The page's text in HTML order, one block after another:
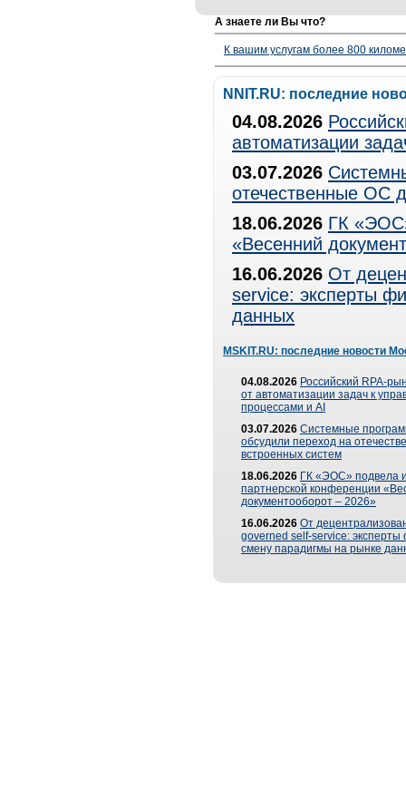
А знаете ли Вы что?
К вашим услугам более 800
NNIT.RU: последние
04.08.2026
автоматизации
03.07.2026
отечественные ОС
18.06.2026 ГК
«Весенний
16.06.2026 От
service: эксперты
данных
MSKIT.RU: последние новости
04.08.2026 Российский RPA-
от автоматизации задач к
процессами и AI
03.07.2026 Системные
обсудили переход на
встроенных систем
18.06.2026 ГК «ЭОС» подвела
партнерской конференции
документооборот – 2026»
16.06.2026 От
governed self-service: эксперты
смену парадигмы на рынке